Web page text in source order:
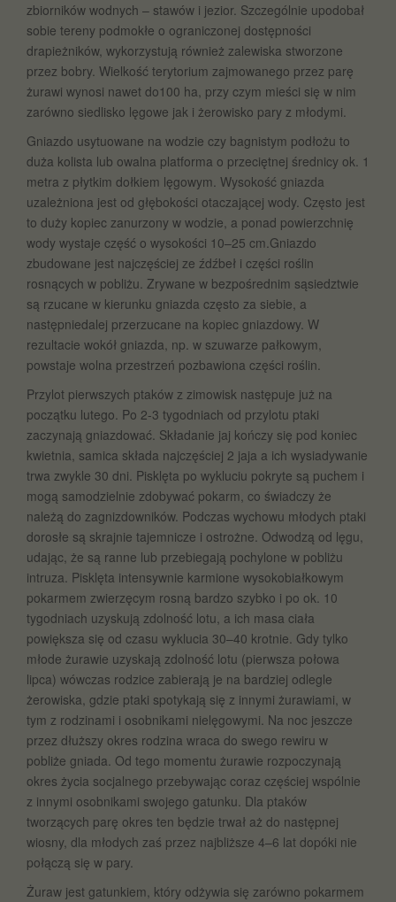
zbiorników wodnych – stawów i jezior. Szczególnie upodobał
sobie tereny podmokłe o ograniczonej dostępności
drapieżników, wykorzystują również zalewiska stworzone
przez bobry. Wielkość terytorium zajmowanego przez parę
żurawi wynosi nawet do100 ha, przy czym mieści się w nim
zarówno siedlisko lęgowe jak i żerowisko pary z młodymi.
Gniazdo usytuowane na wodzie czy bagnistym podłożu to
duża kolista lub owalna platforma o przeciętnej średnicy ok. 1
metra z płytkim dołkiem lęgowym. Wysokość gniazda
uzależniona jest od głębokości otaczającej wody. Często jest
to duży kopiec zanurzony w wodzie, a ponad powierzchnię
wody wystaje część o wysokości 10–25 cm.Gniazdo
zbudowane jest najczęściej ze źdźbeł i części roślin
rosnących w pobliżu. Zrywane w bezpośrednim sąsiedztwie
są rzucane w kierunku gniazda często za siebie, a
następniedalej przerzucane na kopiec gniazdowy. W
rezultacie wokół gniazda, np. w szuwarze pałkowym,
powstaje wolna przestrzeń pozbawiona części roślin.
Przylot pierwszych ptaków z zimowisk następuje już na
początku lutego. Po 2-3 tygodniach od przylotu ptaki
zaczynają gniazdować. Składanie jaj kończy się pod koniec
kwietnia, samica składa najczęściej 2 jaja a ich wysiadywanie
trwa zwykle 30 dni. Pisklęta po wykluciu pokryte są puchem i
mogą samodzielnie zdobywać pokarm, co świadczy że
należą do zagnizdowników. Podczas wychowu młodych ptaki
dorosłe są skrajnie tajemnicze i ostrożne. Odwodzą od lęgu,
udając, że są ranne lub przebiegają pochylone w pobliżu
intruza. Pisklęta intensywnie karmione wysokobiałkowym
pokarmem zwierzęcym rosną bardzo szybko i po ok. 10
tygodniach uzyskują zdolność lotu, a ich masa ciała
powiększa się od czasu wyklucia 30–40 krotnie. Gdy tylko
młode żurawie uzyskają zdolność lotu (pierwsza połowa
lipca) wówczas rodzice zabierają je na bardziej odlegle
żerowiska, gdzie ptaki spotykają się z innymi żurawiami, w
tym z rodzinami i osobnikami nielęgowymi. Na noc jeszcze
przez dłuższy okres rodzina wraca do swego rewiru w
pobliże gniada. Od tego momentu żurawie rozpoczynają
okres życia socjalnego przebywając coraz częściej wspólnie
z innymi osobnikami swojego gatunku. Dla ptaków
tworzących parę okres ten będzie trwał aż do następnej
wiosny, dla młodych zaś przez najbliższe 4–6 lat dopóki nie
połączą się w pary.
Żuraw jest gatunkiem, który odżywia się zarówno pokarmem